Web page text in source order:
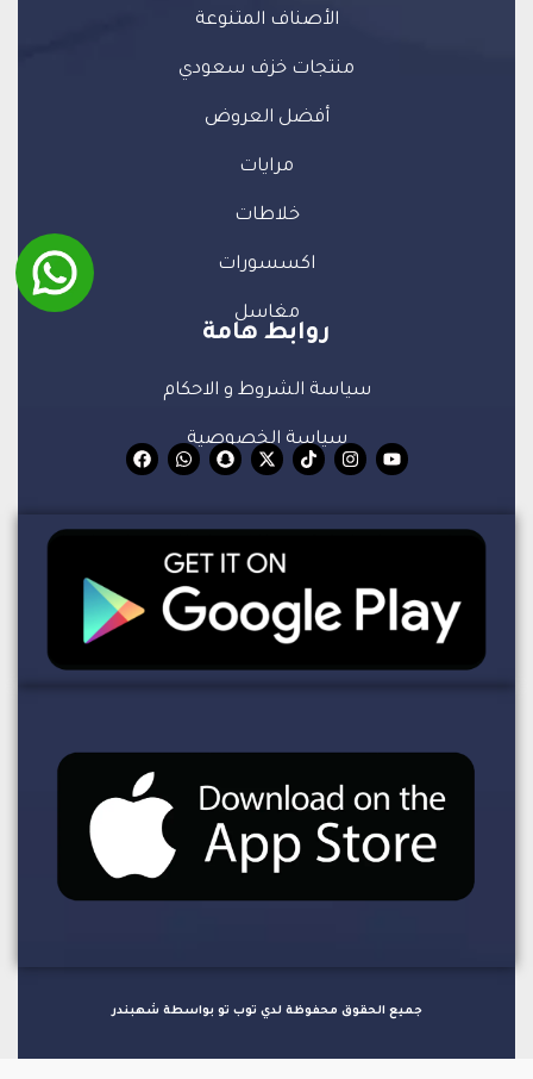
الأصناف المتنوعة
منتجات خزف سعودي
أفضل العروض
مرايات
خلاطات
اكسسورات
مغاسل
روابط هامة
سياسة الشروط و الاحكام
سياسة الخصوصية
جميع الحقوق محفوظة لدي توب تو بواسطة شهبندر